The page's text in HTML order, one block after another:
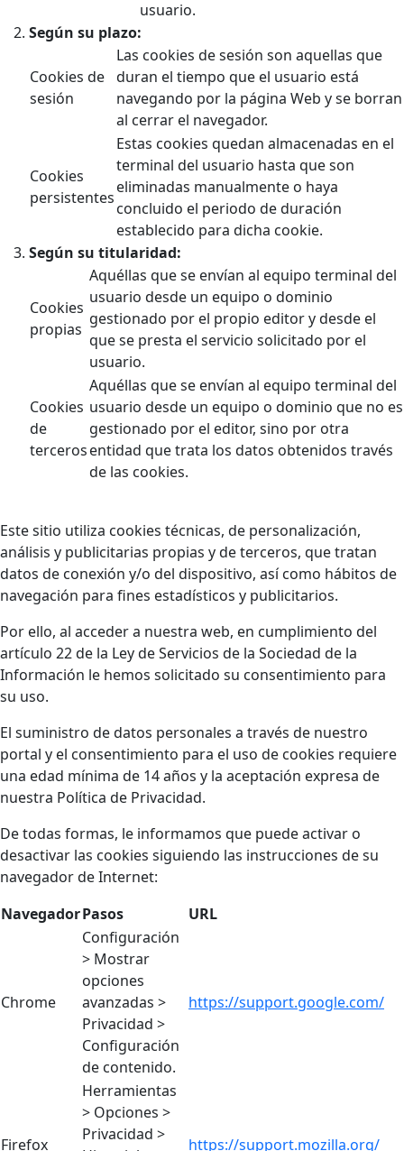
usuario.
Según su plazo:
Cookies de
sesión
Las cookies de sesión son aquellas que
duran el tiempo que el usuario está
navegando por la página Web y se borran
al cerrar el navegador.
Cookies
persistentes
Estas cookies quedan almacenadas en el
terminal del usuario hasta que son
eliminadas manualmente o haya
concluido el periodo de duración
establecido para dicha cookie.
Según su titularidad:
Cookies
propias
Aquéllas que se envían al equipo terminal del
usuario desde un equipo o dominio
gestionado por el propio editor y desde el
que se presta el servicio solicitado por el
usuario.
Cookies
de
terceros
Aquéllas que se envían al equipo terminal del
usuario desde un equipo o dominio que no es
gestionado por el editor, sino por otra
entidad que trata los datos obtenidos través
de las cookies.
Este sitio utiliza cookies técnicas, de personalización,
análisis y publicitarias propias y de terceros, que tratan
datos de conexión y/o del dispositivo, así como hábitos de
navegación para fines estadísticos y publicitarios.
Por ello, al acceder a nuestra web, en cumplimiento del
artículo 22 de la Ley de Servicios de la Sociedad de la
Información le hemos solicitado su consentimiento para
su uso.
El suministro de datos personales a través de nuestro
portal y el consentimiento para el uso de cookies requiere
una edad mínima de 14 años y la aceptación expresa de
nuestra Política de Privacidad.
De todas formas, le informamos que puede activar o
desactivar las cookies siguiendo las instrucciones de su
navegador de Internet:
NavegadorPasos URL
Chrome
Configuración
> Mostrar
opciones
avanzadas >
Privacidad >
Configuración
de contenido.
https://support.google.com/
Firefox
Herramientas
> Opciones >
Privacidad >
https://support.mozilla.org/